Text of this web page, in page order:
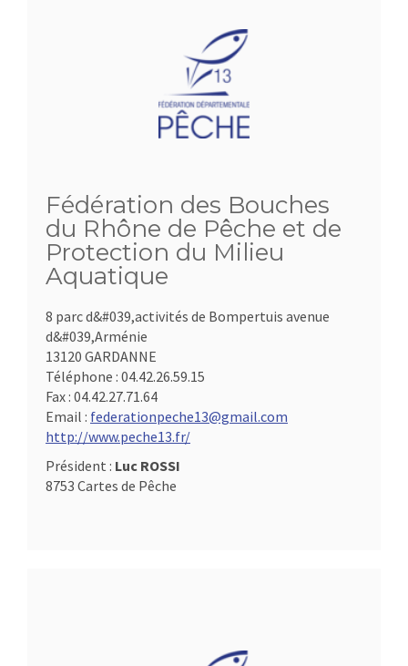
Fédération des Bouches
du Rhône de Pêche et de
Protection du Milieu
Aquatique
8 parc d&#039,activités de Bompertuis avenue
d&#039,Arménie
13120 GARDANNE
Téléphone : 04.42.26.59.15
Fax : 04.42.27.71.64
Email : federationpeche13@gmail.com
http://www.peche13.fr/
Président : Luc ROSSI
8753 Cartes de Pêche